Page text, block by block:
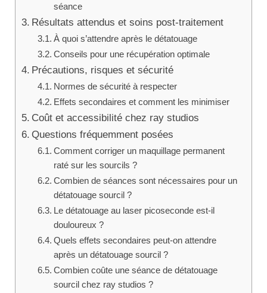
séance
Résultats attendus et soins post-traitement
À quoi s’attendre après le détatouage
Conseils pour une récupération optimale
Précautions, risques et sécurité
Normes de sécurité à respecter
Effets secondaires et comment les minimiser
Coût et accessibilité chez ray studios
Questions fréquemment posées
Comment corriger un maquillage permanent
raté sur les sourcils ?
Combien de séances sont nécessaires pour un
détatouage sourcil ?
Le détatouage au laser picoseconde est-il
douloureux ?
Quels effets secondaires peut-on attendre
après un détatouage sourcil ?
Combien coûte une séance de détatouage
sourcil chez ray studios ?